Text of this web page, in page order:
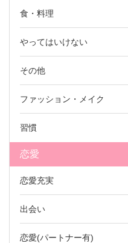
食・料理
やってはいけない
その他
ファッション・メイク
習慣
恋愛
恋愛充実
出会い
恋愛(パートナー有)